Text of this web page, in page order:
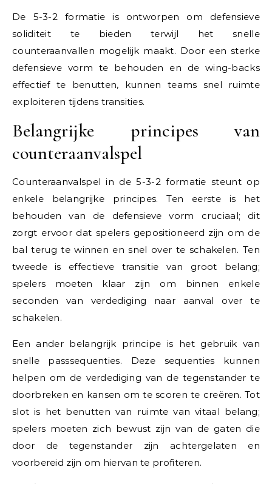
De 5-3-2 formatie is ontworpen om defensieve
soliditeit te bieden terwijl het snelle
counteraanvallen mogelijk maakt. Door een sterke
defensieve vorm te behouden en de wing-backs
effectief te benutten, kunnen teams snel ruimte
exploiteren tijdens transities.
Belangrijke principes van
counteraanvalspel
Counteraanvalspel in de 5-3-2 formatie steunt op
enkele belangrijke principes. Ten eerste is het
behouden van de defensieve vorm cruciaal; dit
zorgt ervoor dat spelers gepositioneerd zijn om de
bal terug te winnen en snel over te schakelen. Ten
tweede is effectieve transitie van groot belang;
spelers moeten klaar zijn om binnen enkele
seconden van verdediging naar aanval over te
schakelen.
Een ander belangrijk principe is het gebruik van
snelle passsequenties. Deze sequenties kunnen
helpen om de verdediging van de tegenstander te
doorbreken en kansen om te scoren te creëren. Tot
slot is het benutten van ruimte van vitaal belang;
spelers moeten zich bewust zijn van de gaten die
door de tegenstander zijn achtergelaten en
voorbereid zijn om hiervan te profiteren.